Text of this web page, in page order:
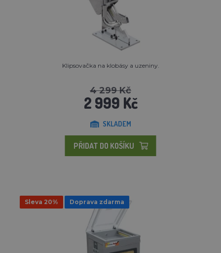
Klipsovačka na klobásy a uzeniny.
4 299 Kč
2 999 Kč
SKLADEM
PŘIDAT DO KOŠÍKU
Sleva 20% Doprava zdarma